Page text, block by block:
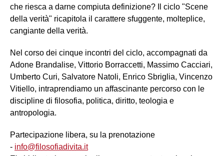
che riesca a darne compiuta definizione? Il ciclo "Scene
della verità" ricapitola il carattere sfuggente, molteplice,
cangiante della verità.
Nel corso dei cinque incontri del ciclo, accompagnati da
Adone Brandalise, Vittorio Borraccetti, Massimo Cacciari,
Umberto Curi, Salvatore Natoli, Enrico Sbriglia, Vincenzo
Vitiello, intraprendiamo un affascinante percorso con le
discipline di filosofia, politica, diritto, teologia e
antropologia.
Partecipazione libera, su la prenotazione
- info@filosofiadivita.it